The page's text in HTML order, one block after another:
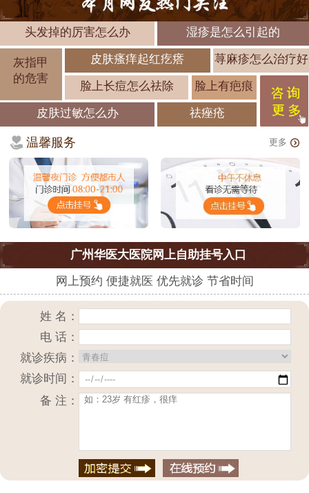
头发掉的厉害怎么办 湿疹是怎么引起的
灰指甲
的危害
皮肤瘙痒起红疙瘩 荨麻疹怎么治疗好
脸上长痘怎么祛除 脸上有疤痕
皮肤过敏怎么办 祛痤疮
温馨服务 更多
广州华医大医院网上自助挂号入口
网上预约 便捷就医 优先就诊 节省时间
姓 名：
电 话：
就诊疾病：
就诊时间：
备 注：